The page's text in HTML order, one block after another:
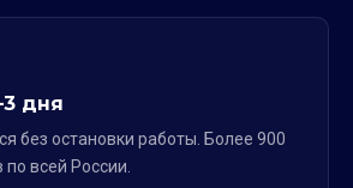
дня
без остановки работы. Более 900
всей России.